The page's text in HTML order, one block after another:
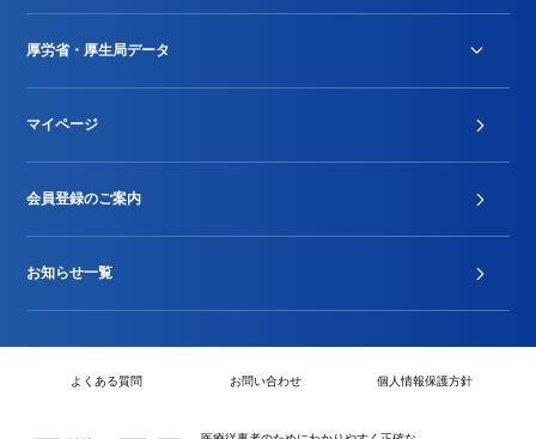
Stu-GEレポート
厚労省・厚生局データ
2024年度新設項目届出状況
マイページ
会員登録のご案内
お知らせ一覧
よくある質問 お問い合わせ 個人情報保護方針